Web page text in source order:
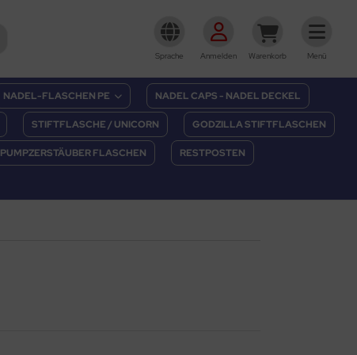
Sprache Anmelden Warenkorb Menü
NADEL-FLASCHEN PE NADEL CAPS - NADEL DECKEL
STIFTFLASCHE / UNICORN GODZILLA STIFTFLASCHEN
PUMPZERSTÄUBER FLASCHEN RESTPOSTEN